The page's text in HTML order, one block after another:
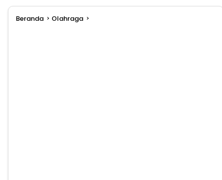
Beranda Olahraga